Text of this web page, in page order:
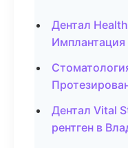
Дентал
Имплантация
Дентал Vital
рентген в